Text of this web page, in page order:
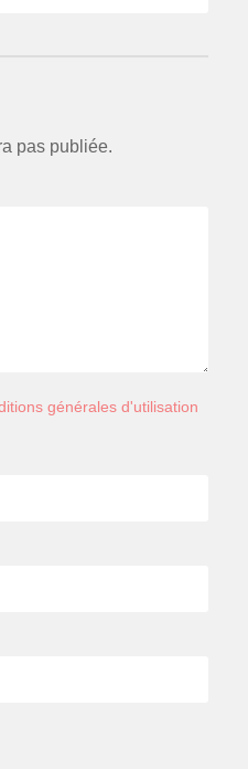
pas publiée.
générales d'utilisation